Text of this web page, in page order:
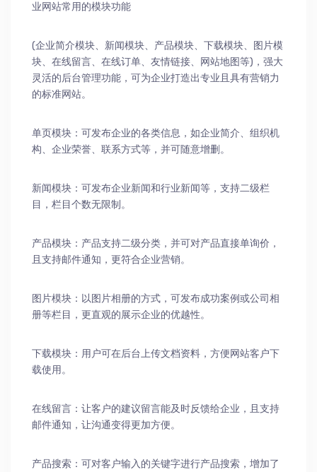
业网站常用的模块功能
(企业简介模块、新闻模块、产品模块、下载模块、图片模
块、在线留言、在线订单、友情链接、网站地图等)，强大
灵活的后台管理功能，可为企业打造出专业且具有营销力
的标准网站。
单页模块：可发布企业的各类信息，如企业简介、组织机
构、企业荣誉、联系方式等，并可随意增删。
新闻模块：可发布企业新闻和行业新闻等，支持二级栏
目，栏目个数无限制。
产品模块：产品支持二级分类，并可对产品直接单询价，
且支持邮件通知，更符合企业营销。
图片模块：以图片相册的方式，可发布成功案例或公司相
册等栏目，更直观的展示企业的优越性。
下载模块：用户可在后台上传文档资料，方便网站客户下
载使用。
在线留言：让客户的建议留言能及时反馈给企业，且支持
邮件通知，让沟通变得更加方便。
产品搜索：可对客户输入的关键字进行产品搜索，增加了